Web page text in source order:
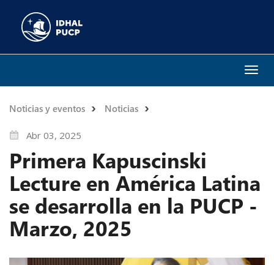
Noticias y eventos Noticias
Abr 03, 2025
Primera Kapuscinski
Lecture en América Latina
se desarrolla en la PUCP -
Marzo, 2025